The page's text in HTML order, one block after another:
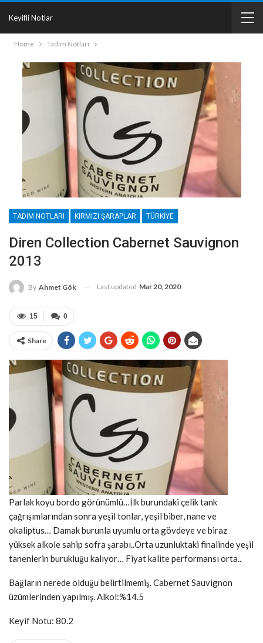
Keyifli Notlar
Home Tadım Notları
TADIM NOTLARI KIRMIZI ŞARAPLAR TÜRKIYE
Diren Collection Cabernet Sauvignon
2013
By Ahmet Gök Last updated Mar 20, 2020
0
15
Share
Parlak koyu bordo görünümlü…İlk burundaki çelik tank
çağrışımlarından sonra yeşil tonlar, yeşil biber, nane ve
okaliptus… Damak burunla uyumlu orta gövdeye ve biraz
yüksek alkole sahip sofra şarabı..Orta uzunluktaki finalinde yeşil
tanenlerin burukluğu kalıyor… Fiyat kalite performansı orta..
Bağların nerede olduğu belirtilmemiş. Cabernet Sauvignon
üzümlerinden yapılmış. Alkol:%14.5
Keyif Notu: 80.2